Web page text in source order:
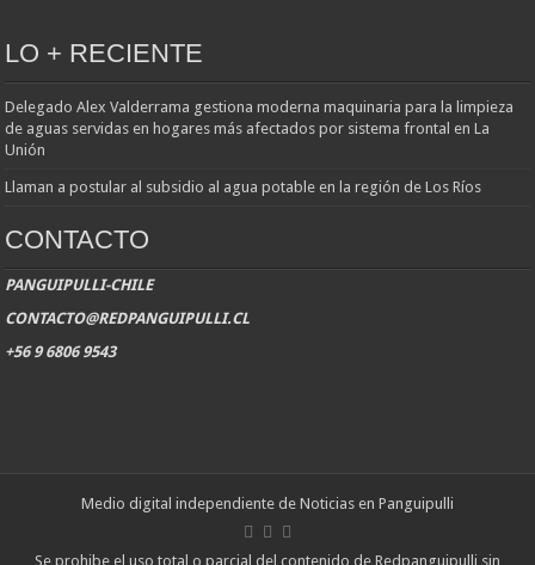
LO + RECIENTE
Delegado Alex Valderrama gestiona moderna maquinaria para la limpieza
de aguas servidas en hogares más afectados por sistema frontal en La
Unión
Llaman a postular al subsidio al agua potable en la región de Los Ríos
CONTACTO
PANGUIPULLI-CHILE
CONTACTO@REDPANGUIPULLI.CL
+56 9 6806 9543
Medio digital independiente de Noticias en Panguipulli
Se prohibe el uso total o parcial del contenido de Redpanguipulli,sin